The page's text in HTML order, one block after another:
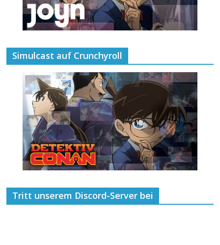
Simulcast auf Crunchyroll
Tritt unserem Discord-Server bei